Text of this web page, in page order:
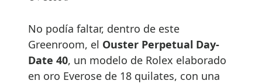
No podía faltar, dentro de este
Greenroom, el Ouster Perpetual Day-
Date 40, un modelo de Rolex elaborado
en oro Everose de 18 quilates, con una